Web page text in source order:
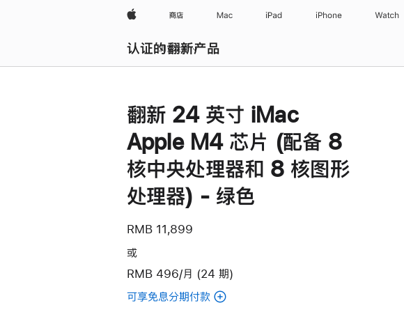
Apple 商店 Mac iPad iPhone Watch
认证的翻新产品
浏览全部
翻新 24 英寸 iMac
Apple M4 芯片 (配备 8
核中央处理器和 8 核图形
处理器) - 绿色
RMB 11,899
或
RMB 496/月 (24 期)
可享免息分期付款 (翻